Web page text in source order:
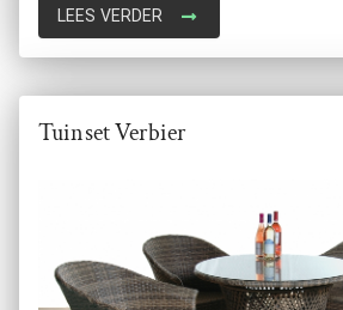
door de stoelen onder de tafel te
LEES VERDER
Tuinset Verbier